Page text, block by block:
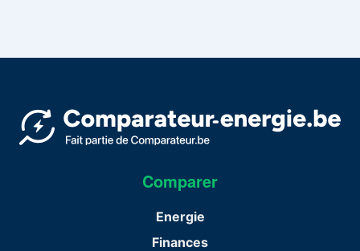
Comparer
Energie
Finances